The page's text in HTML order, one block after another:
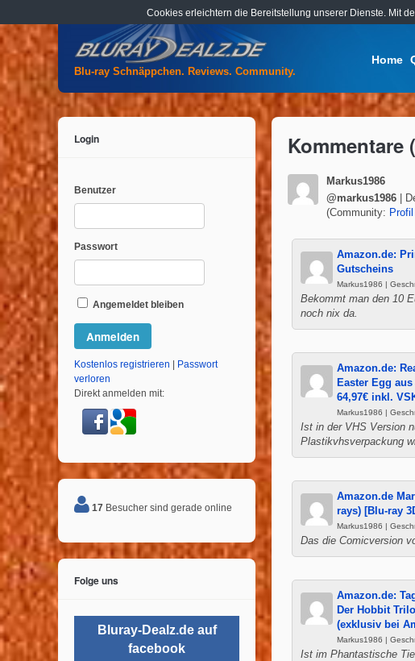
Blu-ray Schnäppchen. Reviews. Community.
Home
Kommentare
Markus1986
@markus1986 |
(Community: Profil
Amazon.de:
Gutscheins
Markus1986 |
Bekommt man den 10
noch nix da.
Amazon.de:
Easter Egg
64,97€ inkl.
Markus1986 |
Ist in der VHS Version
Plastikvhsverpackung
Amazon.de
rays) [Blu-ray
Markus1986 |
Das die Comicversion
Amazon.de:
Der Hobbit
(exklusiv bei
Markus1986 |
Ist im Phantastische
Login
Benutzer
Passwort
Angemeldet bleiben
Kostenlos registrieren
Passwort
verloren
Direkt anmelden mit:
17 Besucher sind gerade online
Folge uns
Bluray-Dealz.de auf
facebook
Cookies erleichtern die Bereitstellung unserer Dienste. Mit